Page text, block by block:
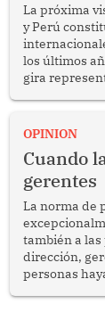
La próxima
y Perú
los últimos
gira
enfrenta
OPINION
Cuando
gerentes
La norma de
también a
dirección,
personas